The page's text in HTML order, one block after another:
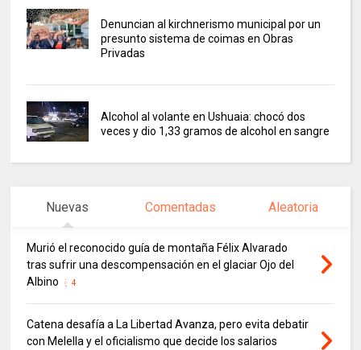
Denuncian al kirchnerismo municipal por un
presunto sistema de coimas en Obras
Privadas
Alcohol al volante en Ushuaia: chocó dos
veces y dio 1,33 gramos de alcohol en sangre
Nuevas Comentadas Aleatoria
Murió el reconocido guía de montaña Félix Alvarado
tras sufrir una descompensación en el glaciar Ojo del
Albino
4
Catena desafía a La Libertad Avanza, pero evita debatir
con Melella y el oficialismo que decide los salarios